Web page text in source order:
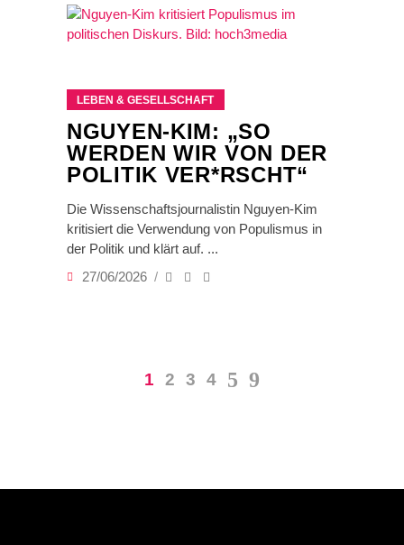
LEBEN & GESELLSCHAFT
NGUYEN-KIM: „SO
WERDEN WIR VON DER
POLITIK VER*RSCHT“
Die Wissenschaftsjournalistin Nguyen-Kim
kritisiert die Verwendung von Populismus in
der Politik und klärt auf.
27/06/2026
1 2 3 4